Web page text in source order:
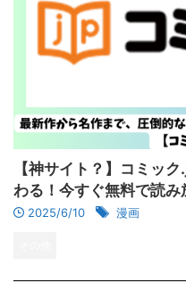
【神サイト？】コミッ
わる！今すぐ無料で読み
2025/6/10 漫画